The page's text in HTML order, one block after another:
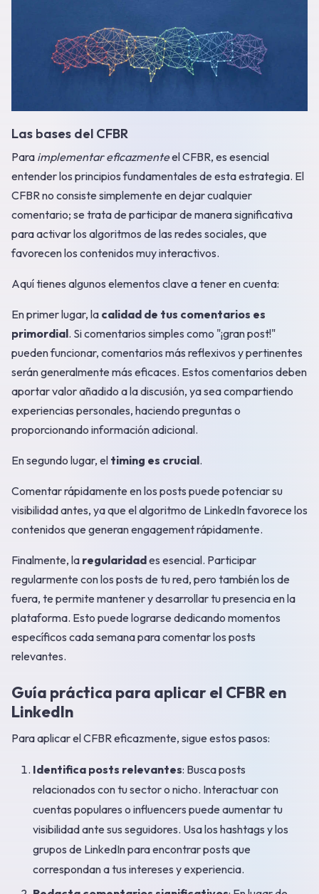
Las bases del CFBR
Para implementar eficazmenteel CFBR, es esencial
entender los principios fundamentales de esta estrategia. El
CFBR no consiste simplemente en dejar cualquier
comentario; se trata de participar de manera significativa
para activar los algoritmos de las redes sociales, que
favorecen los contenidos muy interactivos.
Aquí tienes algunos elementos clave a tener en cuenta:
En primer lugar, la calidad de tus comentarios es
primordial. Si comentarios simples como "¡gran post!"
pueden funcionar, comentarios más reflexivos y pertinentes
serán generalmente más eficaces. Estos comentarios deben
aportar valor añadido a la discusión, ya sea compartiendo
experiencias personales, haciendo preguntas o
proporcionando información adicional.
En segundo lugar, el timing es crucial.
Comentar rápidamente en los posts puede potenciar su
visibilidad antes, ya que el algoritmo de LinkedIn favorece los
contenidos que generan engagement rápidamente.
Finalmente, la regularidades esencial. Participar
regularmente con los posts de tu red, pero también los de
fuera, te permite mantener y desarrollar tu presencia en la
plataforma. Esto puede lograrse dedicando momentos
específicos cada semana para comentar los posts
relevantes.
Guía práctica para aplicar el CFBR en
LinkedIn
Para aplicar el CFBR eficazmente, sigue estos pasos:
Identifica posts relevantes: Busca posts
relacionados con tu sector o nicho. Interactuar con
cuentas populares o influencers puede aumentar tu
visibilidad ante sus seguidores. Usa los hashtags y los
grupos de LinkedIn para encontrar posts que
correspondan a tus intereses y experiencia.